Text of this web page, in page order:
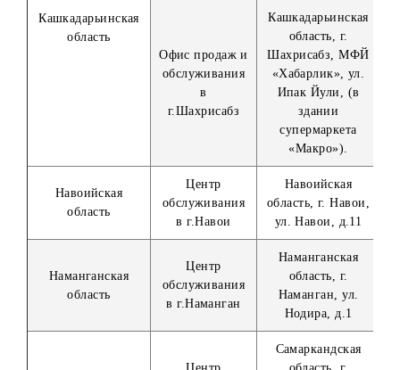
Адреса собственных офисов Организатора:
Наименование
Адрес
г.Ташкент
г.Ташкент,
район,
Амира Темура,
Каракалпакстан
обслуживания
в г.Нукус
Республика
г. Нукус,
Турткульское
шоссе, д.138
Андижанская